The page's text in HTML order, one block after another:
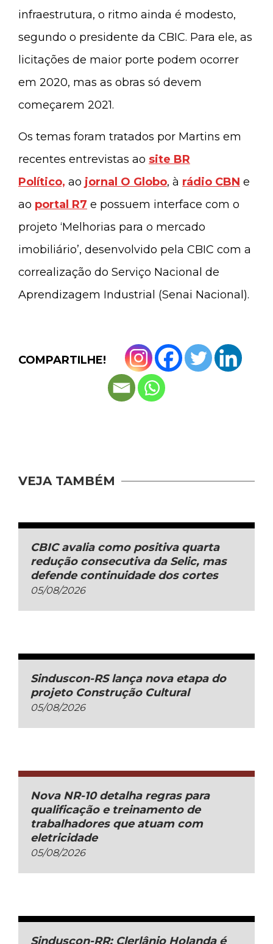
infraestrutura, o ritmo ainda é modesto,
segundo o presidente da CBIC. Para ele, as
licitações de maior porte podem ocorrer
em 2020, mas as obras só devem
começarem 2021.
Os temas foram tratados por Martins em
recentes entrevistas ao site BR
Político, ao jornal O Globo, à rádio CBN e
ao portal R7 e possuem interface com o
projeto ‘Melhorias para o mercado
imobiliário’, desenvolvido pela CBIC com a
correalização do Serviço Nacional de
Aprendizagem Industrial (Senai Nacional).
COMPARTILHE!
VEJA TAMBÉM
CBIC avalia como positiva quarta
redução consecutiva da Selic, mas
defende continuidade dos cortes
05/08/2026
Sinduscon-RS lança nova etapa do
projeto Construção Cultural
05/08/2026
Nova NR-10 detalha regras para
qualificação e treinamento de
trabalhadores que atuam com
eletricidade
05/08/2026
Sinduscon-RR: Clerlânio Holanda é